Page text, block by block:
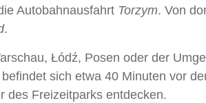
Autobahnausfahrt Torzym. Von
.
Łódź, Posen oder der
sich etwa 40 Minuten vor
des Freizeitparks entdecken.